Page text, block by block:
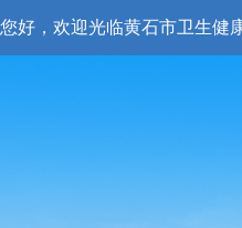
您好，欢迎光临黄石市卫生健